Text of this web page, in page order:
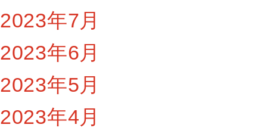
2023年7月
2023年6月
2023年5月
2023年4月